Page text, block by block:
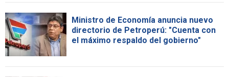
Ministro de Economía anuncia nuevo
directorio de Petroperú: "Cuenta con
el máximo respaldo del gobierno"